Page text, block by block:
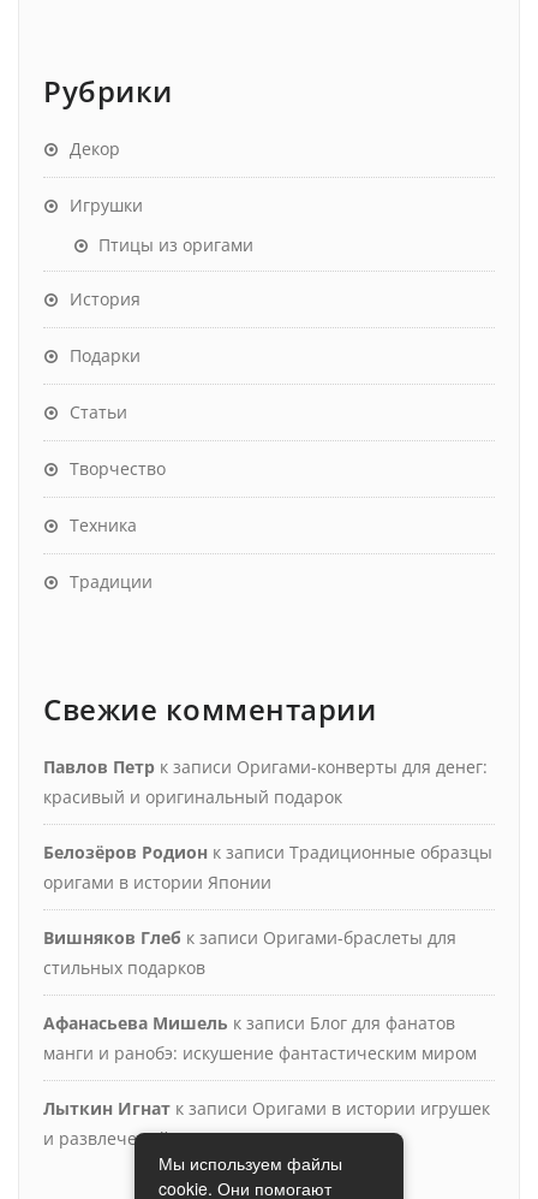
Рубрики
Декор
Игрушки
Птицы из оригами
История
Подарки
Статьи
Творчество
Техника
Традиции
Свежие комментарии
Павлов Петр к записи Оригами-конверты для денег:
красивый и оригинальный подарок
Белозёров Родион к записи Традиционные образцы
оригами в истории Японии
Вишняков Глеб к записи Оригами-браслеты для
стильных подарков
Афанасьева Мишель к записи Блог для фанатов
манги и ранобэ: искушение фантастическим миром
Лыткин Игнат к записи Оригами в истории игрушек
и развлечений
Мы используем файлы
cookie. Они помогают